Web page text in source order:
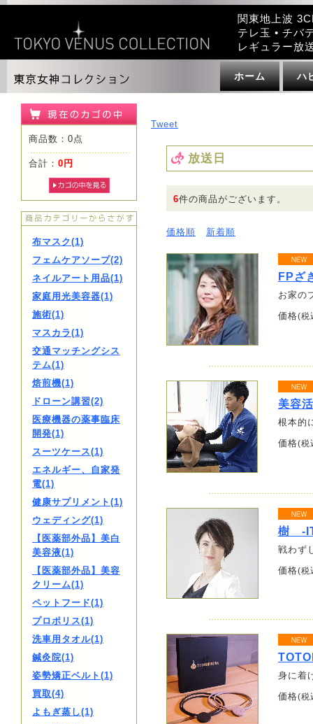
関東地上波
テレ玉 • チバ
レギュラー放
ホーム ハ
商品数：0点
合計： 0円
布マスク(1)
フェムケアソープ(2)
ネイルアート用品(1)
家庭用光美容器(1)
施術(1)
マスカラ(1)
交通マッチングシス
テム(1)
焙煎機(1)
ドローン講習(2)
医療機器の薬事臨床
開発(1)
スーツケース(1)
エネルギー、自家発
電(1)
健康サプリメント(1)
ウェディング(1)
【医薬部外品】美白
美容液(1)
【医薬部外品】美容
クリーム(1)
ペットフード(1)
プロポリス(1)
洗車用タオル(1)
鍼灸院(1)
姿勢矯正ベルト(1)
買取(4)
よもぎ蒸し(1)
Tweet
放送日
6件の商品がございます。
価格順 新着順
FPざ
お家の
価格(税
美容
根本的
価格(税
樹 -
戦わず
価格(税
身に着
価格(税